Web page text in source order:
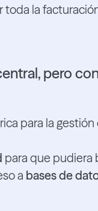
la
pero
para la gestión
para que pudiera
a bases de